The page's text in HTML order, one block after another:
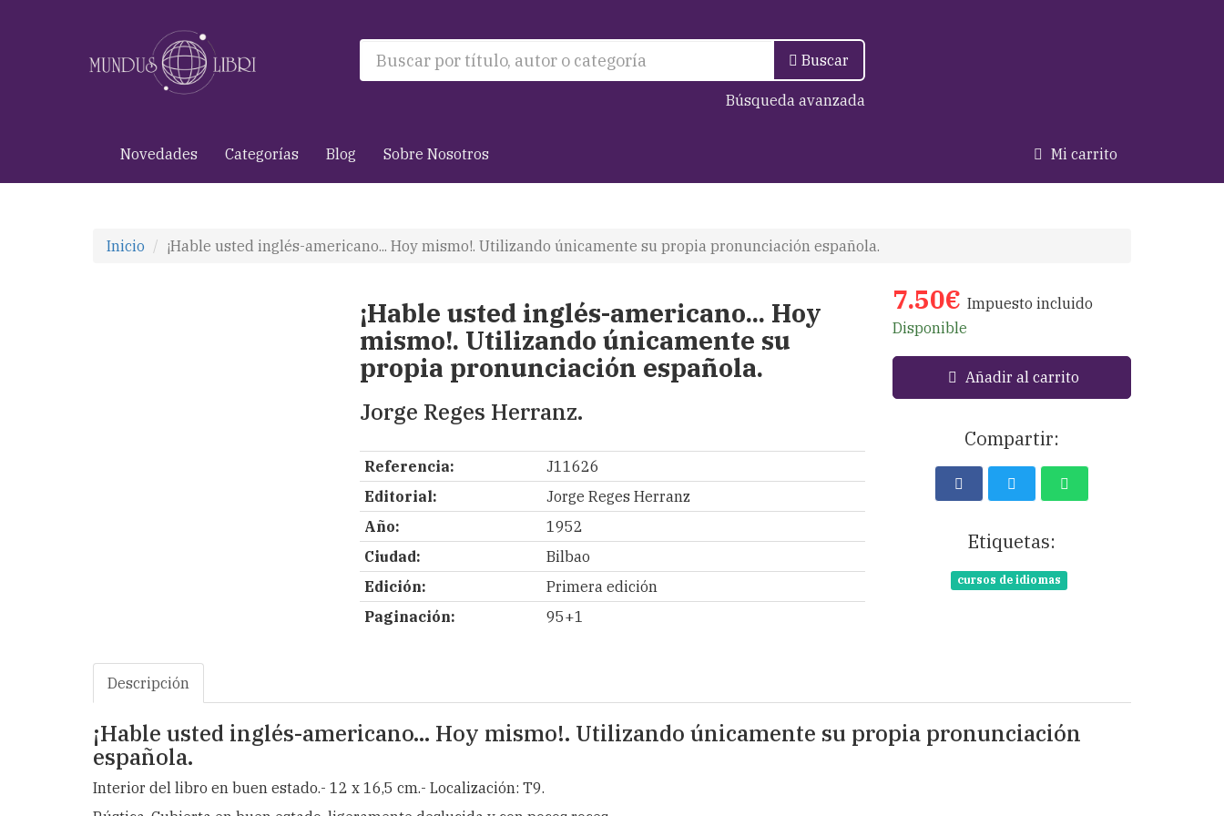
Buscar
Búsqueda avanzada
Novedades Categorías Blog Sobre Nosotros Mi carrito
Inicio ¡Hable usted inglés-americano... Hoy mismo!. Utilizando únicamente su propia pronunciación española.
¡Hable usted inglés-americano... Hoy
mismo!. Utilizando únicamente su
propia pronunciación española.
Jorge Reges Herranz.
Referencia:
J11626
Editorial:
Jorge Reges Herranz
Año:
1952
Ciudad:
Bilbao
Edición:
Primera edición
Paginación:
95+1
7.50€ Impuesto incluido
Disponible
Añadir al carrito
Compartir:
Etiquetas:
cursos de idiomas
Descripción
¡Hable usted inglés-americano... Hoy mismo!. Utilizando únicamente su propia pronunciación
española.
Interior del libro en buen estado.- 12 x 16,5 cm.- Localización: T9.